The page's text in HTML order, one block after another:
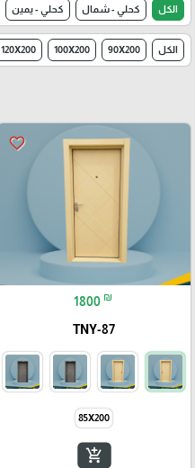
الكل كحلي - شمال كحلي - يمين
الكل 90X200
100X200
120X200
favorite_border
1800 ₪
TNY-87
85X200
add_shopping_cart